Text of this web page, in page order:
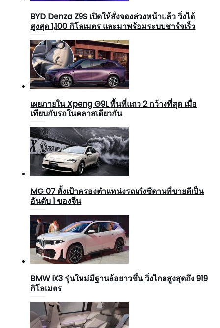
BYD Denza Z9S เปิดให้สั่งจองล่วงหน้าแล้ว วิ่งได้
สูงสุด 1,100 กิโลเมตร และมาพร้อมระบบชาร์จเร็ว
เผยภายใน Xpeng G9L พื้นที่แถว 2 กว้างที่สุด เมื่อ
เทียบกับรถในคลาสเดียวกัน
MG 07 ตั้งเป้าครองตำแหน่งรถเก๋งซีดานที่ขายดีเป็น
อันดับ 1 ของจีน
BMW iX3 รุ่นใหม่มีฐานล้อยาวขึ้น วิ่งไกลสูงสุดถึง 919
กิโลเมตร